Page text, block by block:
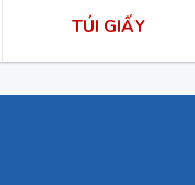
TÚI GIẤY